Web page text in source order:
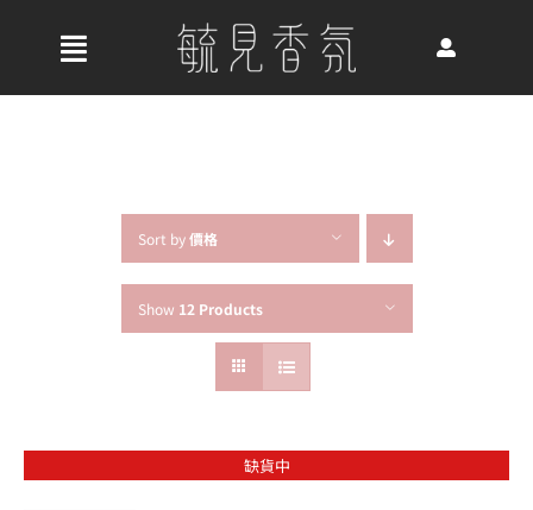
收
關於我們
最新消息
Sort by價格
Show 12 Products
缺貨中